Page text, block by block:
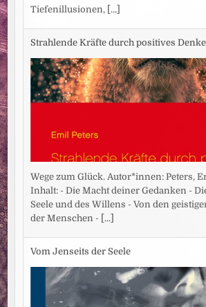
Tiefenillusionen, [...]
Strahlende Kräfte durch positives
Wege zum Glück. Autor*innen: Peters,
Inhalt: - Die Macht deiner Gedanken -
Seele und des Willens - Von den
der Menschen - [...]
Vom Jenseits der Seele